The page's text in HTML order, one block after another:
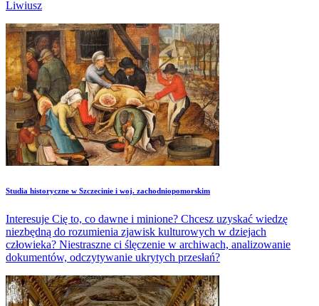
Liwiusz
Studia historyczne w Szczecinie i woj. zachodniopomorskim
Interesuje Cię to, co dawne i minione? Chcesz uzyskać wiedzę
niezbędną do rozumienia zjawisk kulturowych w dziejach
człowieka? Niestraszne ci ślęczenie w archiwach, analizowanie
dokumentów, odczytywanie ukrytych przesłań?